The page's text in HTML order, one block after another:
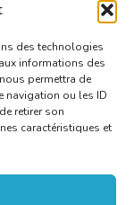
des technologies
informations des
permettra de
navigation ou les ID
retirer son
caractéristiques et